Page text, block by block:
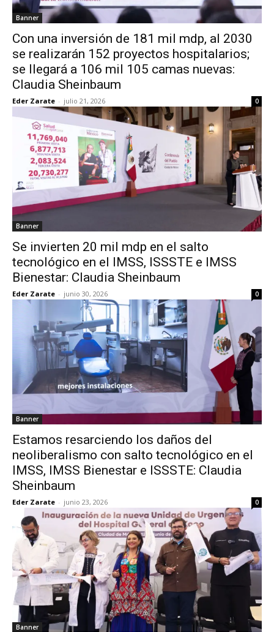
Banner
Con una inversión de 181 mil mdp, al 2030
se realizarán 152 proyectos hospitalarios;
se llegará a 106 mil 105 camas nuevas:
Claudia Sheinbaum
Eder Zarate - julio 21, 2026 0
Banner
Se invierten 20 mil mdp en el salto
tecnológico en el IMSS, ISSSTE e IMSS
Bienestar: Claudia Sheinbaum
Eder Zarate - junio 30, 2026 0
Banner
Estamos resarciendo los daños del
neoliberalismo con salto tecnológico en el
IMSS, IMSS Bienestar e ISSSTE: Claudia
Sheinbaum
Eder Zarate - junio 23, 2026 0
Banner